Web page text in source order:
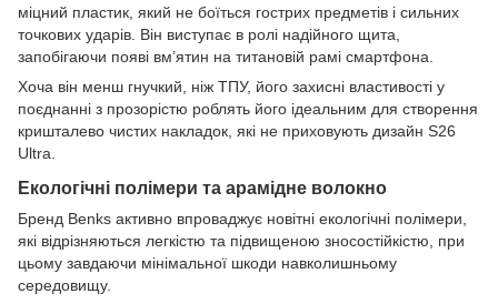
міцний пластик, який не боїться гострих предметів і сильних
точкових ударів. Він виступає в ролі надійного щита,
запобігаючи появі вм’ятин на титановій рамі смартфона.
Хоча він менш гнучкий, ніж ТПУ, його захисні властивості у
поєднанні з прозорістю роблять його ідеальним для створення
кришталево чистих накладок, які не приховують дизайн S26
Ultra.
Екологічні полімери та арамідне волокно
Бренд Benks активно впроваджує новітні екологічні полімери,
які відрізняються легкістю та підвищеною зносостійкістю, при
цьому завдаючи мінімальної шкоди навколишньому
середовищу.